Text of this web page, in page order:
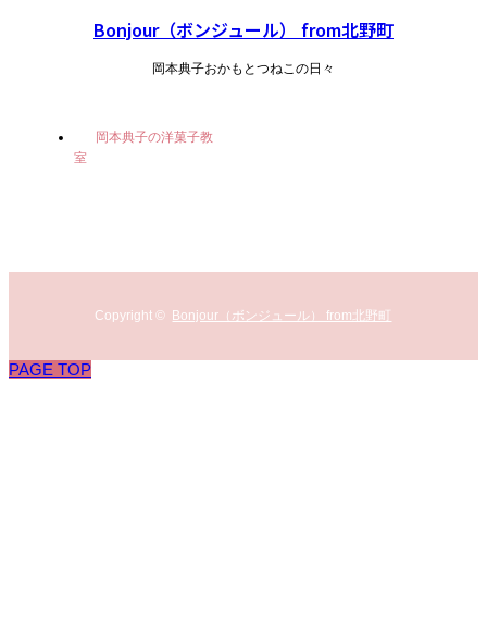
Bonjour（ボンジュール） from北野町
岡本典子おかもとつねこの日々
岡本典子の洋菓子教
室
Copyright © Bonjour（ボンジュール） from北野町
PAGE TOP